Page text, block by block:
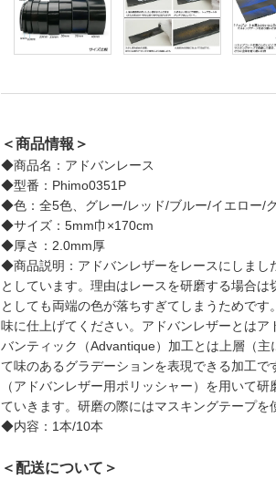
＜商品情報＞
◆商品名：アドバンレース
◆型番：Phimo0351P
◆色：全5色、グレー/レッド/ブルー/イエロー/
◆サイズ：5mm巾×170cm
◆厚さ：2.0mm厚
◆商品説明：アドバンレザーをレースにしまし
としています。理由はレースを研磨する場合
としても両端の色が落ちすぎてしまうためで
味に仕上げてください。アドバンレザーとは
バンティック（Advantique）加工とは上層（
て味のあるグラデーションを表現できる加工
（アドバンレザー用ポリッシャー）を用いて
ていきます。研磨の際にはマスキングテープを
◆内容：1本/10本
＜配送について＞